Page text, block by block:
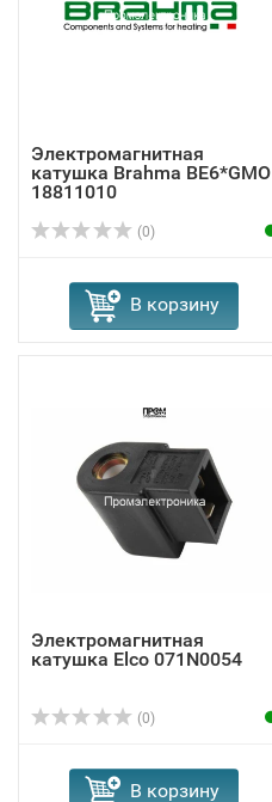
Электромагнитная
катушка Brahma BE6*GMO
18811010
(0)
В корзину
Электромагнитная
катушка Elco 071N0054
(0)
В корзину